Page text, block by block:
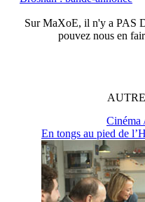
SurMaXoE, il n'y a PAS
pouvez nous en
En tongs au pied de